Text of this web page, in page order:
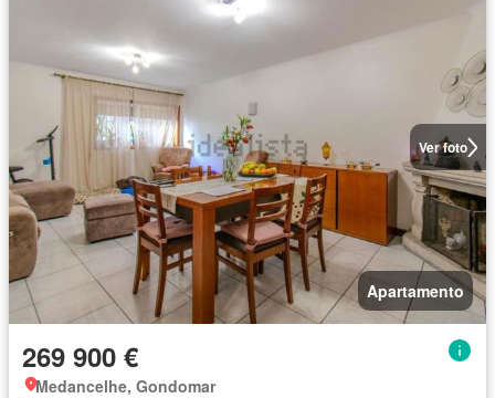
Ver foto
Apartamento
269 900 €
Medancelhe, Gondomar